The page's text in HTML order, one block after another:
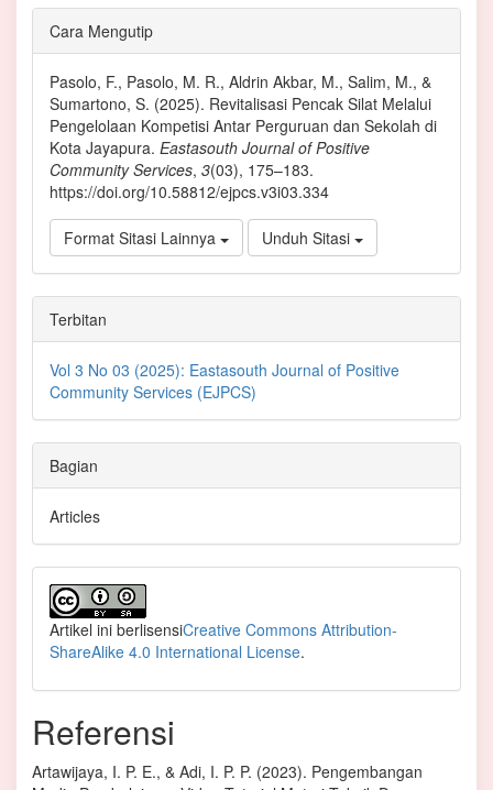
Rincian
Artikel
Cara Mengutip
Pasolo, F., Pasolo, M. R., Aldrin Akbar, M., Salim, M., &
Sumartono, S. (2025). Revitalisasi Pencak Silat Melalui
Pengelolaan Kompetisi Antar Perguruan dan Sekolah di
Kota Jayapura. Eastasouth Journal of Positive
Community Services, 3(03), 175–183.
https://doi.org/10.58812/ejpcs.v3i03.334
Format Sitasi Lainnya Unduh Sitasi
Terbitan
Vol 3 No 03 (2025): Eastasouth Journal of Positive
Community Services (EJPCS)
Bagian
Articles
Artikel ini berlisensiCreative Commons Attribution-
ShareAlike 4.0 International License.
Referensi
Artawijaya, I. P. E., & Adi, I. P. P. (2023). Pengembangan